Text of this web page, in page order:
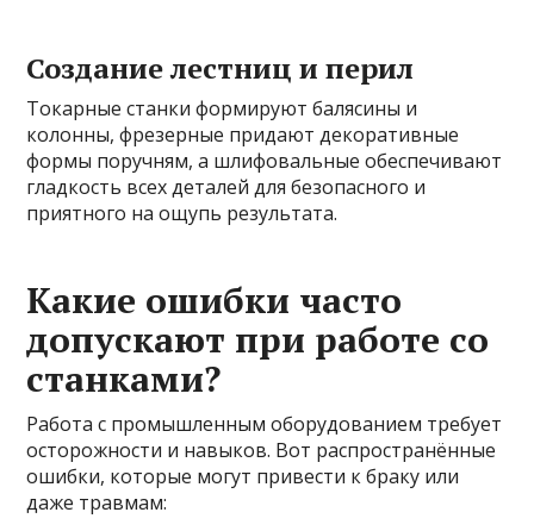
Создание лестниц и перил
Токарные станки формируют балясины и
колонны, фрезерные придают декоративные
формы поручням, а шлифовальные обеспечивают
гладкость всех деталей для безопасного и
приятного на ощупь результата.
Какие ошибки часто
допускают при работе со
станками?
Работа с промышленным оборудованием требует
осторожности и навыков. Вот распространённые
ошибки, которые могут привести к браку или
даже травмам: